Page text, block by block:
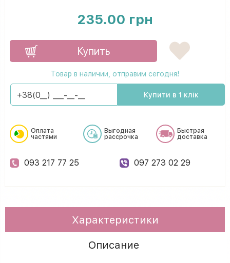
235.00 грн
Купить
Товар в наличии, отправим сегодня!
Купити в 1 клік
Оплата
частями
Выгодная
рассрочка
Быстрая
доставка
093 217 77 25 097 273 02 29
Характеристики
Описание